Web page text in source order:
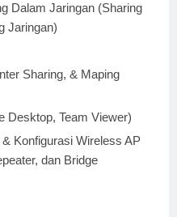
Dalam Jaringan (Sharing
Jaringan)
Sharing, & Maping
Desktop, Team Viewer)
Konfigurasi Wireless AP
dan Bridge